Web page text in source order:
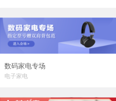
数码家电专场
电子家电